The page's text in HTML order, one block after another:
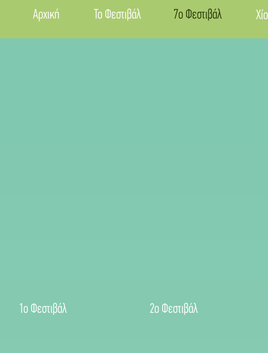
Αρχική Το Φεστιβάλ 7ο Φεστιβάλ
1ο Φεστιβάλ 2ο Φεστιβάλ